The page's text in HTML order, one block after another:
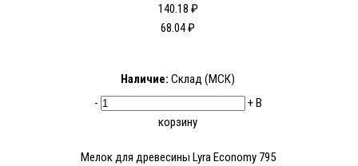
140.18 ₽
68.04 ₽
Наличие: Склад (МСК)
-
+В
корзину
Мелок для древесины Lyra Economy 795